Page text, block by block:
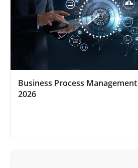
Business Process Management
2026